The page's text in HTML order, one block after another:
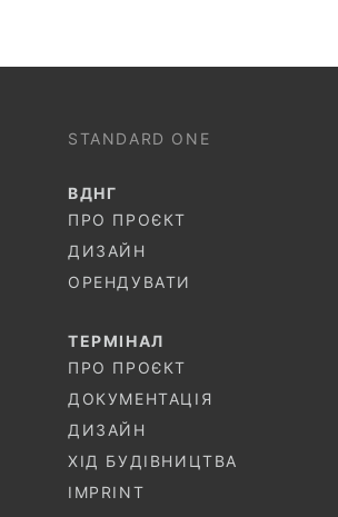
STANDARD ONE
ВДНГ
ПРО ПРОЄКТ
ДИЗАЙН
ОРЕНДУВАТИ
ТЕРМIНАЛ
ПРО ПРОЄКТ
ДОКУМЕНТАЦІЯ
ДИЗАЙН
ХІД БУДІВНИЦТВА
IMPRINT